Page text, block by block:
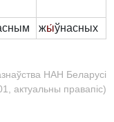
жы́ўнасных
НАН Беларусі
актуальны правапіс)